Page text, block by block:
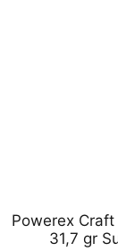
Powerex
31,7 gr